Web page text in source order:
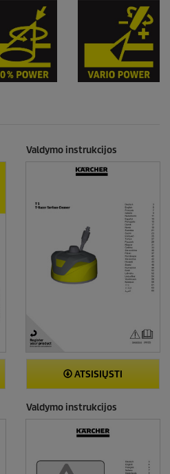
Valdymo instrukcijos
ATSISIŲSTI
Valdymo instrukcijos